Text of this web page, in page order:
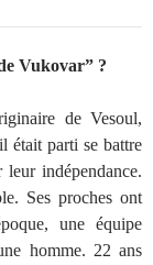
Vukovar” ?
de Vesoul,
était parti se battre
indépendance.
Ses proches ont
une équipe
homme. 22 ans